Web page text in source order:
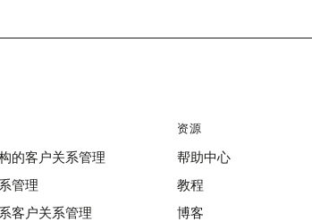
的客户关系管理
管理
客户关系管理
资源
帮助中心
教程
博客